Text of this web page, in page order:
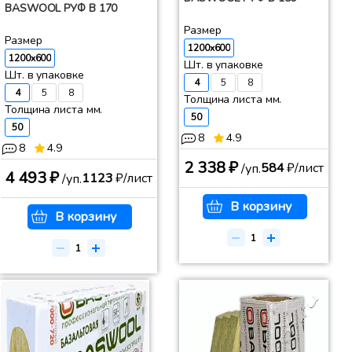
BASWOOL РУФ В 170
Размер
1200x600
Шт. в упаковке
4 5 8
Толщина листа мм.
50
8 4.9
4 493 ₽/уп.1123₽/лист
В корзину
Размер
1200x600
Шт. в упаковке
4 5 8
Толщина листа мм.
50
8 4.9
2 338 ₽/уп.584₽/лист
В корзину